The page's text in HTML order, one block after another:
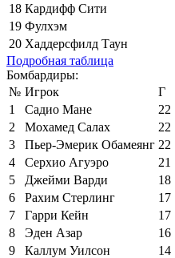
18 Кардифф Сити
19 Фулхэм
20 Хаддерсфилд Таун
Подробная таблица
Бомбардиры:
№ Игрок
Г
1
Садио Мане
22
2
Мохамед Салах
22
3
Пьер-Эмерик Обамеянг 22
4
Серхио Агуэро
21
5
Джейми Варди
18
6
Рахим Стерлинг
17
7
Гарри Кейн
17
8
Эден Азар
16
9
Каллум Уилсон
14